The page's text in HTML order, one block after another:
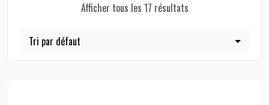
Afficher tous les 17 résultats